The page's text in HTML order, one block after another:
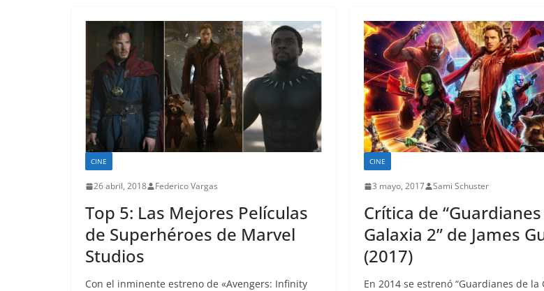
CINE
26 abril, 2018 Federico Vargas
Top 5: Las Mejores Películas
de Superhéroes de Marvel
Studios
Con el inminente estreno de «Avengers: Infinity
CINE
3 mayo, 2017 Sami Schuster
Crítica de
Galaxia 2” de James
(2017)
En 2014 se estrenó “Guardianes de la